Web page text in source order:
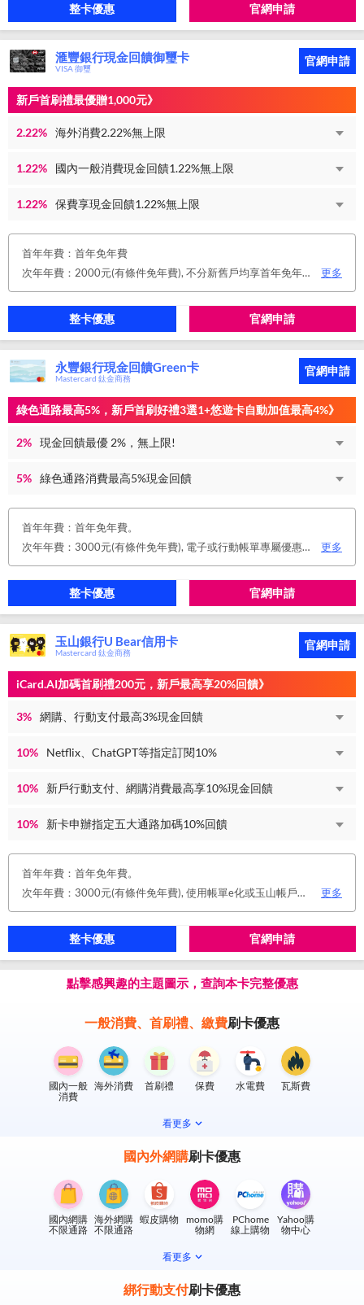
整卡優惠 官網申請
滙豐銀行現金回饋御璽卡
VISA 御璽
官網申請
新戶首刷禮最優贈1,000元》
2.22% 海外消費2.22%無上限
1.22% 國內一般消費現金回饋1.22%無上限
1.22% 保費享現金回饋1.22%無上限
首年年費：首年免年費
次年年費：2000元(有條件免年費), 不分新舊戶均享首年免年費，第二年起符合以下條件享年費優惠辦法： 1.使用非紙本帳單(電子帳單或行動帳單)終身免年費。 2.前一年消費滿8 萬或 12 次享次年免年費。
更多
整卡優惠 官網申請
永豐銀行現金回饋Green卡
Mastercard 鈦金商務
官網申請
綠色通路最高5%，新戶首刷好禮3選1+悠遊卡自動加值最高4%》
2% 現金回饋最優 2%，無上限!
5% 綠色通路消費最高5%現金回饋
首年年費：首年免年費。
次年年費：3000元(有條件免年費), 電子或行動帳單專屬優惠： 申請信用卡電子或行動對帳單且取消實體帳單，於電子/行動帳單申請期間，正、附卡皆享免年費之優惠。 年度消費減免辦法： 第2年起，以收取年費當年前12個月累計消費滿NT$150,000或不限金額消費12次，即免收次年年費。 年費：正卡NT$3,000、附卡NT$1,500，附卡6張(含)以內免年費。
更多
整卡優惠 官網申請
玉山銀行U Bear信用卡
Mastercard 鈦金商務
官網申請
iCard.AI加碼首刷禮200元，新戶最高享20%回饋》
3% 網購、行動支付最高3%現金回饋
10% Netflix、ChatGPT等指定訂閱10%
10% 新戶行動支付、網購消費最高享10%現金回饋
10% 新卡申辦指定五大通路加碼10%回饋
首年年費：首年免年費。
次年年費：3000元(有條件免年費), 使用帳單e化或玉山帳戶自動扣繳信用卡款或任消費一筆享免年費優惠。
更多
整卡優惠 官網申請
點擊感興趣的主題圖示，查詢本卡完整優惠
一般消費、首刷禮、繳費刷卡優惠
國內一般
消費
海外消費 首刷禮 保費 水電費 瓦斯費
看更多
國內外網購刷卡優惠
國內網購
不限通路
海外網購
不限通路
蝦皮購物
momo購
物網
PChome
線上購物
Yahoo購
物中心
看更多
綁行動支付刷卡優惠